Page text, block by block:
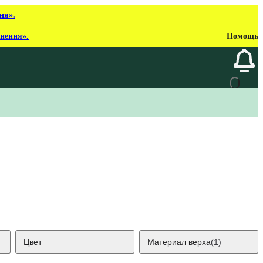
Помощь
Цвет Материал верха(1)